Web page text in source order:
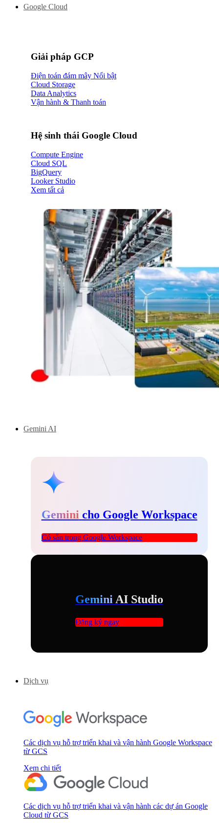
Google Cloud
Giải pháp GCP
Điện toán đám mây
Cloud Storage
Data Analytics
Vận hành & Thanh toán
Hệ sinh thái Google Cloud
Compute Engine
Cloud SQL
BigQuery
Looker Studio
Xem tất cả
Gemini AI
Gemini cho Google Workspace
Có sẵn trong Google Workspace
Gemini AI Studio
Đăng ký ngay
Dịch vụ
Các dịch vụ hỗ trợ triển khai và vận hành Google Workspace
từ GCS
Xem chi tiết
Các dịch vụ hỗ trợ triển khai và vận hành các dự án Google
Cloud từ GCS